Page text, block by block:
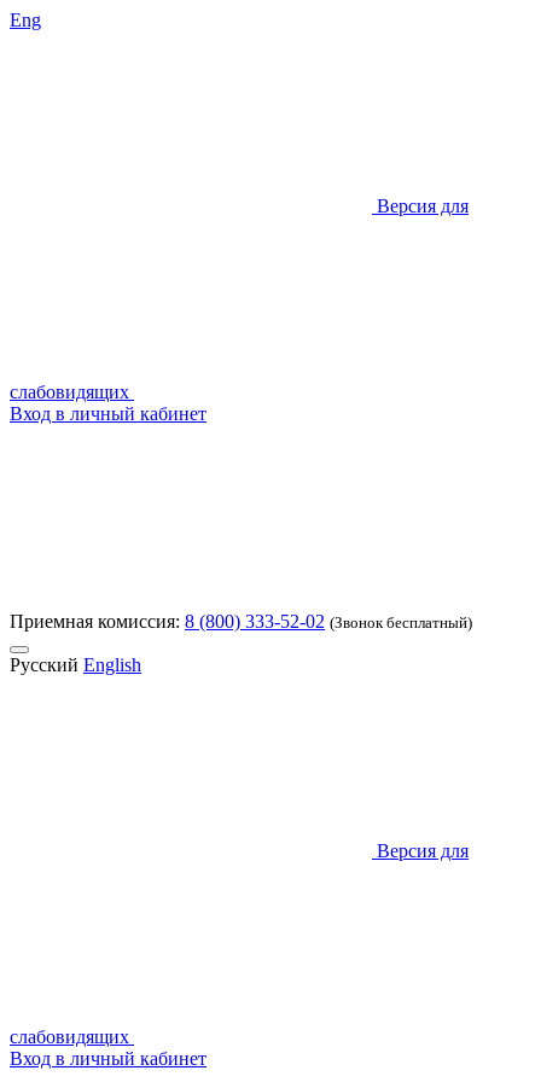
Eng
Версия для
слабовидящих
Вход в личный кабинет
Приемная комиссия: 8 (800) 333-52-02 (Звонок бесплатный)
Русский English
Версия для
слабовидящих
Вход в личный кабинет